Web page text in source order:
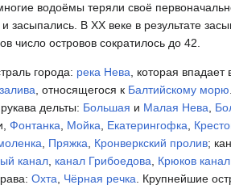
водоёмы теряли своё
засыпались. В XX веке в результате
число островов сократилось до 42.
города: река Нева, которая впадает
, относящегося к Балтийскому морю.
дельты: Большая и Малая Нева,
Фонтанка, Мойка, Екатерингофка,
, Пряжка, Кронверкский пролив;
канал, канал Грибоедова, Крюков канал
Охта, Чёрная речка. Крупнейшие